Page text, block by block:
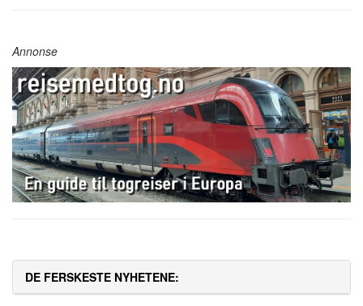
Annonse
DE FERSKESTE NYHETENE: